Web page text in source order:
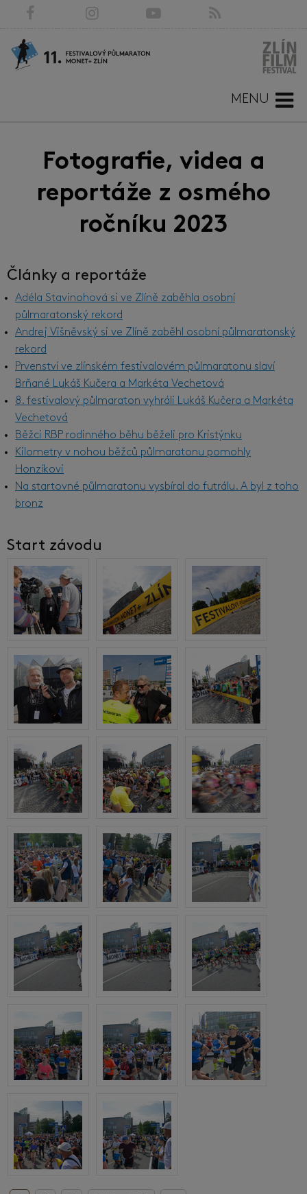
MENU
Fotografie, videa a
reportáže z osmého
ročníku 2023
Články a reportáže
Adéla Stavinohová si ve Zlíně zaběhla osobní
půlmaratonský rekord
Andrej Višněvský si ve Zlíně zaběhl osobní půlmaratonský
rekord
Prvenství ve zlínském festivalovém půlmaratonu slaví
Brňané Lukáš Kučera a Markéta Vechetová
8. festivalový půlmaraton vyhráli Lukáš Kučera a Markéta
Vechetová
Běžci RBP rodinného běhu běželi pro Kristýnku
Kilometry v nohou běžců půlmaratonu pomohly
Honzíkovi
Na startovné půlmaratonu vysbíral do futrálu. A byl z toho
bronz
Start závodu